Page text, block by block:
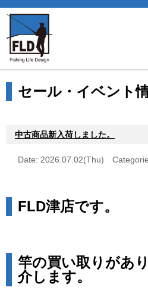
セール・イベント
中古商品新入荷しました。
Date: 2026.07.02(Thu)
FLD津店です。
竿の買い取りがあ
介します。